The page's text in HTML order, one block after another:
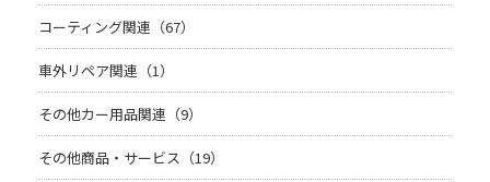
コーティング関連（67）
車外リペア関連（1）
その他カー用品関連（9）
その他商品・サービス（19）